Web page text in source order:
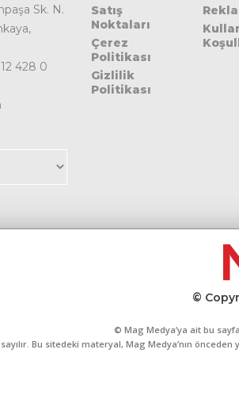
Sk. N.
428 0
Satış
Noktaları
Çerez
Politikası
Gizlilik
Politikası
©
© Mag Medya’ya ait bu
Bu sitedeki materyal, Mag Medya’nın